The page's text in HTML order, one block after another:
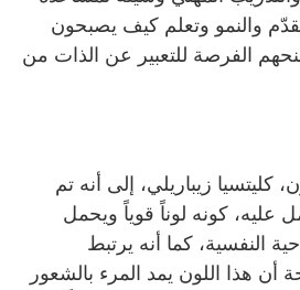
والنمو وتعلم كيف يصبحون
الفرصة للتعبير عن الذات من
زيباريلي، إلى أنه تم
عليه، كونه لوناً قوياً ويحمل
النفسية، كما أنه يرتبط
هذا اللون يمد المرء بالشعور